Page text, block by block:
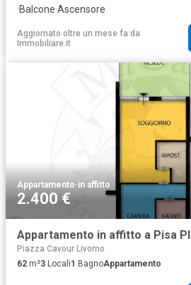
·Balcone·Ascensore
Aggiornato oltre un mese fa da
Immobiliare.it
Appartamento·in affitto
2.400 €
Appartamento in affitto a Pisa PI
Piazza Cavour Livorno
62 m²3 Locali1 BagnoAppartamento